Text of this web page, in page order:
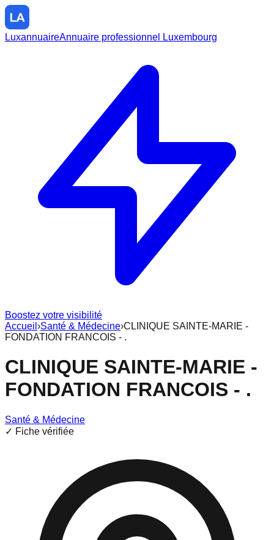
LuxannuaireAnnuaire professionnel Luxembourg
Boostez votre visibilité
Accueil ›Santé & Médecine›CLINIQUE SAINTE-MARIE -
FONDATION FRANCOIS - .
CLINIQUE SAINTE-MARIE -
FONDATION FRANCOIS - .
Santé & Médecine
✓ Fiche vérifiée